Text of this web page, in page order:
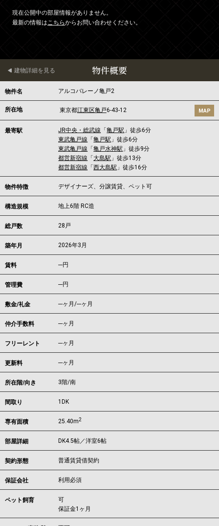
現在公開中の部屋情報がありません。
最新の情報はこちらからお問い合わせください。
物件概要
建物詳細を見る
物件名 アルコバレーノ亀戸2
所在地 東京都江東区亀戸6-43-12 MAP
最寄駅 JR中央・総武線 「亀戸駅 」徒歩6分
東武亀戸線 「亀戸駅 」徒歩6分
東武亀戸線 「亀戸水神駅 」徒歩9分
都営新宿線 「 大島駅 」徒歩13分
都営新宿線 「西大島駅 」徒歩16分
物件特徴 デザイナーズ、分譲賃貸、ペット可
構造規模 地上6階 RC造
総戸数 28戸
築年月 2026年3月
賃料 ---円
管理費 ---円
敷金/礼金 ---ヶ月/---ヶ月
仲介手数料 ---ヶ月
フリーレント ---ヶ月
更新料 ---ヶ月
所在階/向き 3階/南
間取り 1DK
専有面積 25.40m2
部屋詳細 DK4.5帖／洋室6帖
契約形態 普通賃貸借契約
保証会社 利用必須
ペット飼育
可
保証金1ヶ月